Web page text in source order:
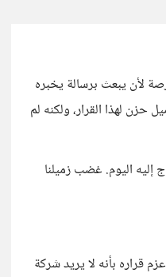
لأن يبعث برسالة يخبره
حزن لهذا القرار، ولكنه لم
إليه اليوم. غضب زميلنا
قراره بأنه لا يريد شركة